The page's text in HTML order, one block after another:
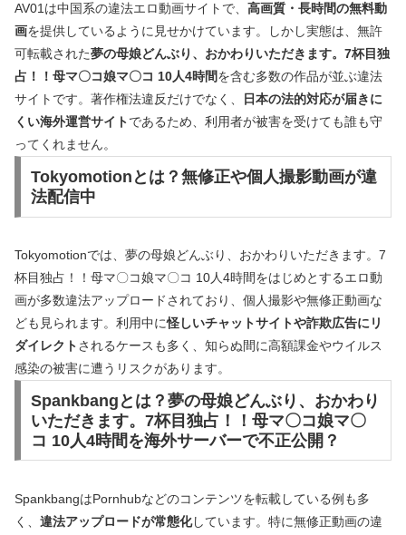
AV01は中国系の違法エロ動画サイトで、 高画質・長時間の無料動
画を提供しているように見せかけています。しかし実態は、無許
可転載された夢の母娘どんぶり、おかわりいただきます。7杯目独
占！！母マ〇コ娘マ〇コ 10人4時間を含む多数の作品が並ぶ違法
サイトです。著作権法違反だけでなく、
日本の法的対応が届きに
くい海外運営サイトであるため、利用者が被害を受けても誰も守
ってくれません。
Tokyomotionとは？無修正や個人撮影動画が違
法配信中
Tokyomotionでは、夢の母娘どんぶり、おかわりいただきます。7
杯目独占！！母マ〇コ娘マ〇コ 10人4時間をはじめとするエロ動
画が多数違法アップロードされており、個人撮影や無修正動画な
ども見られます。利用中に怪しいチャットサイトや詐欺広告にリ
ダイレクトされるケースも多く、知らぬ間に高額課金やウイルス
感染の被害に遭うリスクがあります。
Spankbangとは？夢の母娘どんぶり、おかわり
いただきます。7杯目独占！！母マ〇コ娘マ〇
コ 10人4時間を海外サーバーで不正公開？
SpankbangはPornhubなどのコンテンツを転載している例も多
く、 違法アップロードが常態化しています。特に無修正動画の違